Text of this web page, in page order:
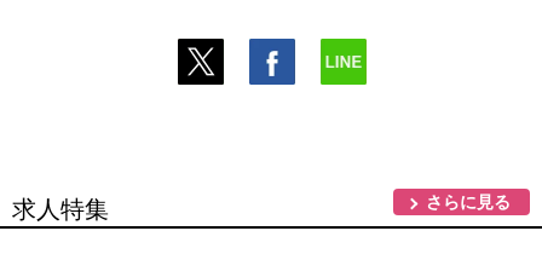
求人特集 さらに見る